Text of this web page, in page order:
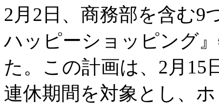
2月2日、商務部を含む9
ハッピーショッピング
た。この計画は、2月15
連休期間を対象とし、